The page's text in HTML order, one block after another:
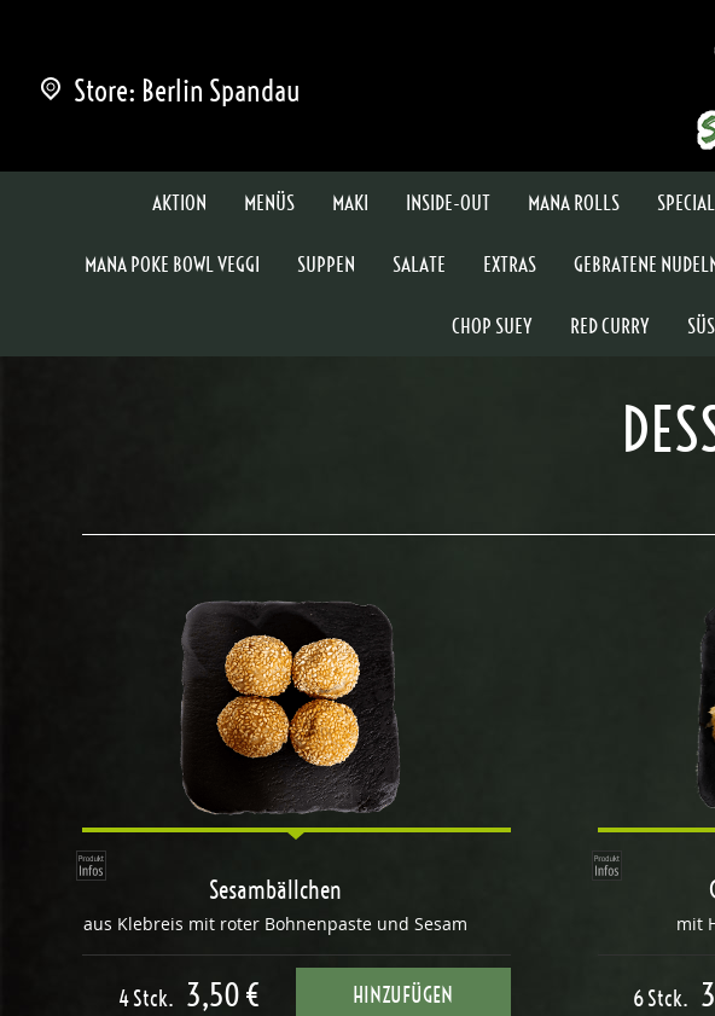
Store: Berlin Spandau
AKTION MENÜS MAKI INSIDE-OUT MANA ROLLS
MANA POKE BOWL VEGGI SUPPEN SALATE EXTRAS GEBRATENE
CHOP SUEY RED CURRY
Sesambällchen
aus Klebreis mit roter Bohnenpaste und Sesam
4 Stck. 3,50 € HINZUFÜGEN
mit
6 Stck.